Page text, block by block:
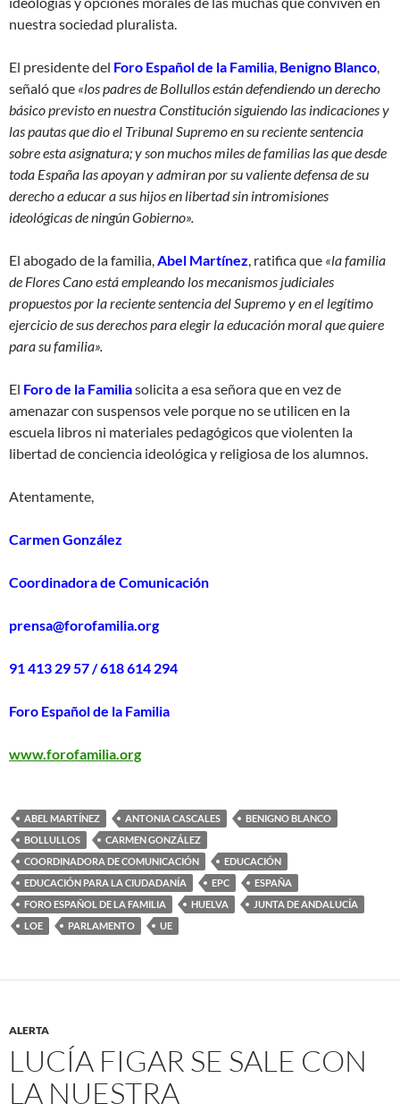
nuestra sociedad pluralista.
El presidente del Foro Español de la Familia, Benigno Blanco,
señaló que «los padres de Bollullos están defendiendo un derecho
básico previsto en nuestra Constitución siguiendo las indicaciones y
las pautas que dio el Tribunal Supremo en su reciente sentencia
sobre esta asignatura; y son muchos miles de familias las que desde
toda España las apoyan y admiran por su valiente defensa de su
derecho a educar a sus hijos en libertad sin intromisiones
ideológicas de ningún Gobierno».
El abogado de la familia,Abel Martínez, ratifica que «la familia
de Flores Cano está empleando los mecanismos judiciales
propuestos por la reciente sentencia del Supremo y en el legítimo
ejercicio de sus derechos para elegir la educación moral que quiere
para su familia».
El Foro de la Familiasolicita a esa señora que en vez de
amenazar con suspensos vele porque no se utilicen en la
escuela libros ni materiales pedagógicos que violenten la
libertad de conciencia ideológica y religiosa de los alumnos.
Atentamente,
Carmen González
Coordinadora de Comunicación
prensa@forofamilia.org
91 413 29 57 / 618 614 294
Foro Español de la Familia
www.forofamilia.org
ABEL MARTÍNEZ ANTONIA CASCALES
BENIGNO BLANCO
BOLLULLOS
CARMEN GONZÁLEZ
COORDINADORA DE COMUNICACIÓN
EDUCACIÓN
EDUCACIÓN PARA LA CIUDADANÍA
EPC
ESPAÑA
FORO ESPAÑOL DE LA FAMILIA
HUELVA
JUNTA DE ANDALUCÍA
LOE
PARLAMENTO UE
ALERTA
LUCÍA FIGAR SE SALE CON
LA NUESTRA